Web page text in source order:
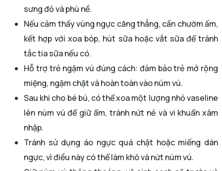
sưng đỏ và phù nề.
Nếu cảm thấy vùng ngực căng thẳng, cần chườm ấm,
kết hợp với xoa bóp, hút sữa hoặc vắt sữa để tránh
tắc tia sữa nếu có.
Hỗ trợ trẻ ngậm vú đúng cách: đảm bảo trẻ mở rộng
miệng, ngậm chặt và hoàn toàn vào núm vú.
Sau khi cho bé bú, có thể xoa một lượng nhỏ vaseline
lên núm vú để giữ ẩm, tránh nứt nẻ và vi khuẩn xâm
nhập.
Tránh sử dụng áo ngực quá chật hoặc miếng dán
ngực, vì điều này có thể làm khô và nứt núm vú.